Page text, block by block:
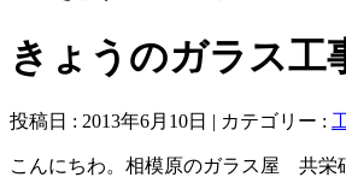
きょうのガラス工
投稿日 : 2013年6月10日 | カテゴリー :
こんにちわ。相模原のガラス屋 共栄